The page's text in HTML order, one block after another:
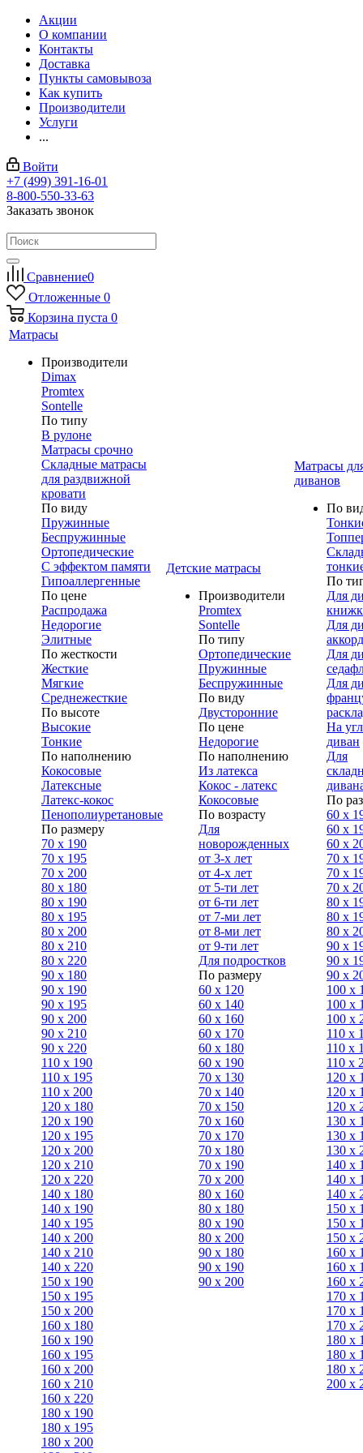
Акции
О компании
Контакты
Доставка
Пункты самовывоза
Как купить
Производители
Услуги
...
Войти
+7 (499) 391-16-01
8-800-550-33-63
Заказать звонок
Сравнение0
Отложенные 0
Корзина пуста 0
Матрасы
Производители
Dimax
Promtex
Sontelle
По типу
В рулоне
Матрасы срочно
Складные матрасы
для раздвижной
кровати
По виду
Пружинные
Беспружинные
Ортопедические
С эффектом памяти
Гипоаллергенные
По цене
Распродажа
Недорогие
Элитные
По жесткости
Жесткие
Мягкие
Среднежесткие
По высоте
Высокие
Тонкие
По наполнению
Кокосовые
Латексные
Латекс-кокос
Пенополиуретановые
По размеру
70 х 190
70 х 195
70 х 200
80 х 180
80 х 190
80 х 195
80 х 200
80 x 210
80 x 220
90 x 180
90 х 190
90 х 195
90 х 200
90 x 210
90 x 220
110 x 190
110 x 195
110 x 200
120 x 180
120 х 190
120 х 195
120 х 200
120 x 210
120 x 220
140 x 180
140 х 190
140 х 195
140 х 200
140 x 210
140 x 220
150 х 190
150 х 195
150 х 200
160 x 180
160 х 190
160 х 195
160 х 200
160 x 210
160 x 220
180 х 190
180 х 195
180 х 200
Детские матрасы
Производители
Promtex
Sontelle
По типу
Ортопедические
Пружинные
Беспружинные
По виду
Двусторонние
По цене
Недорогие
По наполнению
Из латекса
Кокос - латекс
Кокосовые
По возрасту
Для
новорожденных
от 3-х лет
от 4-х лет
от 5-ти лет
от 6-ти лет
от 7-ми лет
от 8-ми лет
от 9-ти лет
Для подростков
По размеру
60 х 120
60 х 140
60 х 160
60 х 170
60 х 180
60 х 190
70 х 130
70 х 140
70 х 150
70 х 160
70 х 170
70 х 180
70 х 190
70 х 200
80 х 160
80 х 180
80 x 190
80 x 200
90 х 180
90 x 190
90 x 200
Матрасы
диванов
По
По
Для
Для
Для
Для
На
диван
Для
По
60 х
60 х
60 х
70 x
70 х
70 x
80 x
80 x
80 x
90 x
90 x
90 x
100 x
100 х
100 x
110 x
110 х
110 х
120 х
120 х
120 х
130 х
130 х
130 х
140 х
140 х
140 х
150 х
150 х
150 х
160 х
160 х
160 х
170 х
170 х
170 х
180 х
180 х
180 х
200 x